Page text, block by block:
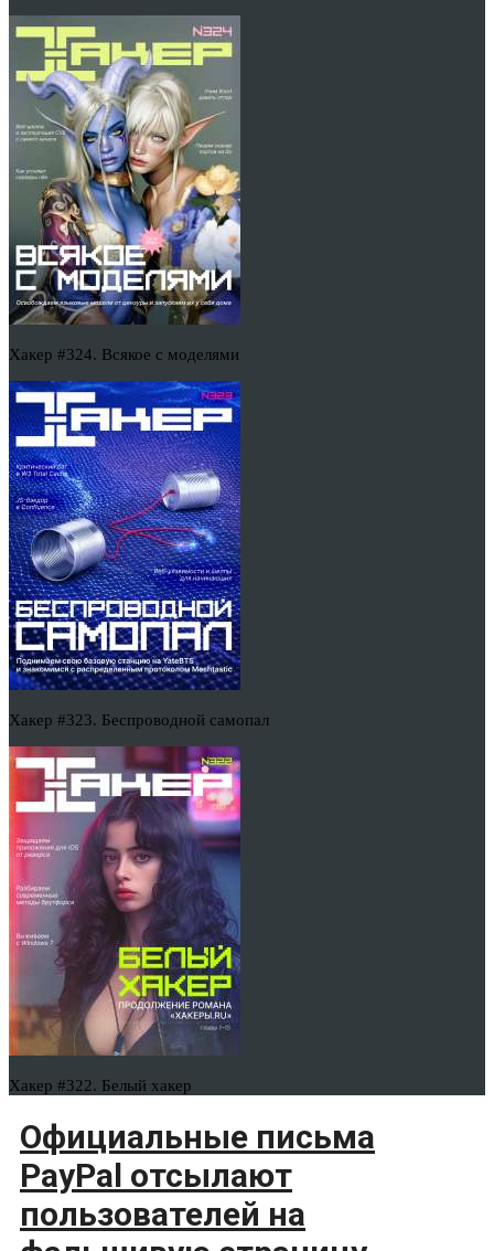
Хакер #324. Всякое с моделями
Хакер #323. Беспроводной самопал
Хакер #322. Белый хакер
Официальные письма
PayPal отсылают
пользователей на